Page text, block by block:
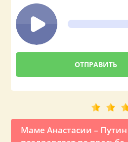
Маме Анастасии – Путин